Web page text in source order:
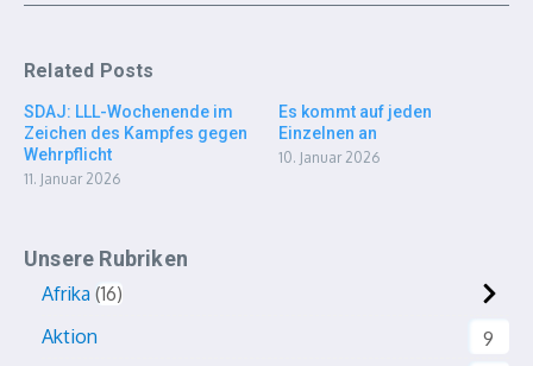
Related Posts
SDAJ: LLL-Wochenende im
Zeichen des Kampfes gegen
Wehrpflicht
11. Januar 2026
Es kommt auf jeden
Einzelnen an
10. Januar 2026
Unsere Rubriken
Afrika 16
Aktion
9